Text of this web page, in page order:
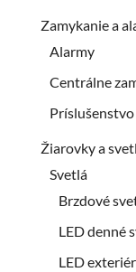
Zamykanie a
Alarmy
Centrálne
Príslušenstvo
Žiarovky a
Svetlá
Brzdové
LED denné
LED